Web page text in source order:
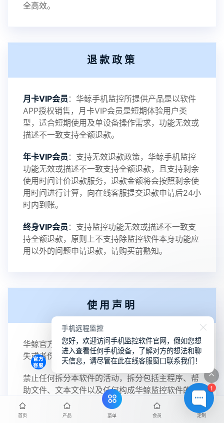
全高效。
退款政策
月卡VIP会员 ：华鲸手机监控所提供产品是以软件
APP授权销售，月卡VIP会员是短期体验用户类
型，适合短期使用及单设备操作需求，功能无效或
描述不一致支持全额退款。
年卡VIP会员 ：支持无效退款政策，华鲸手机监控
功能无效或描述不一致支持全额退款，且支持剩余
使用时间计价退款服务，退款金额将会按照剩余使
用时间进行计算，向在线客服提交退款申请后24小
时内到账。
终身VIP会员 ：支持监控功能无效或描述不一致支
持全额退款，原则上不支持除监控软件本身功能应
用以外的问题申请退款，请购买前熟知。
使用声明
华鲸官方不承诺对任何由于使用本软件而引起的损
失或者伤害负责。
禁止任何拆分本软件的活动，拆分包括主程序、帮
助文件、文本文件以及任何构成华鲸监控软件的文
件。
首页 产品 菜单 会员 定制
1
手机远程监控
您好，欢迎访问手机监控软件官网，假如您想
进入查看任何手机设备，了解对方的想法和聊
天信息，请尽管在此在线客服窗口联系我们！